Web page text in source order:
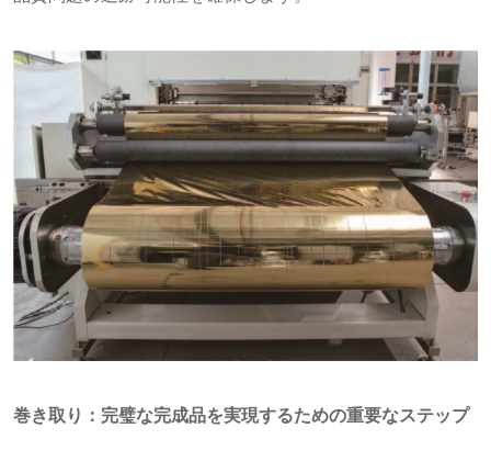
巻き取り：完璧な完成品を実現するための重要なステップ